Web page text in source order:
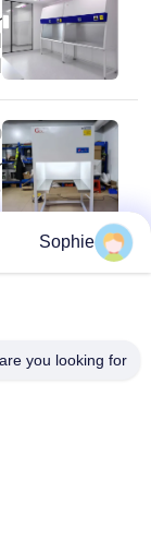
Sophie
you looking for?